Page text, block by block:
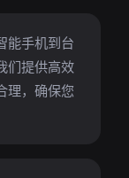
能手机到台
们提供高效
理，确保您